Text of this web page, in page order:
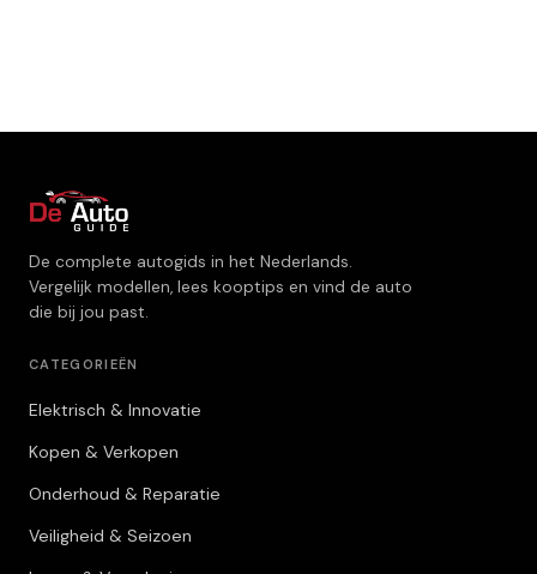
De complete autogids in het Nederlands.
Vergelijk modellen, lees kooptips en vind de auto
die bij jou past.
CATEGORIEËN
Elektrisch & Innovatie
Kopen & Verkopen
Onderhoud & Reparatie
Veiligheid & Seizoen